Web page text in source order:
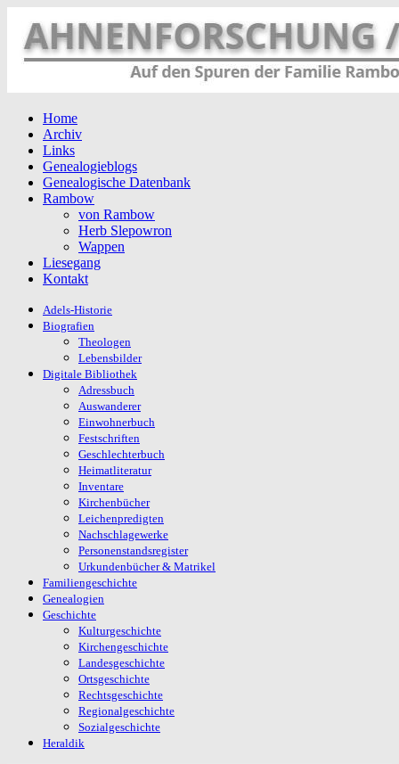
Home
Archiv
Links
Genealogieblogs
Genealogische Datenbank
Rambow
von Rambow
Herb Slepowron
Wappen
Liesegang
Kontakt
Adels-Historie
Biografien
Theologen
Lebensbilder
Digitale Bibliothek
Adressbuch
Auswanderer
Einwohnerbuch
Festschriften
Geschlechterbuch
Heimatliteratur
Inventare
Kirchenbücher
Leichenpredigten
Nachschlagewerke
Personenstandsregister
Urkundenbücher & Matrikel
Familiengeschichte
Genealogien
Geschichte
Kulturgeschichte
Kirchengeschichte
Landesgeschichte
Ortsgeschichte
Rechtsgeschichte
Regionalgeschichte
Sozialgeschichte
Heraldik